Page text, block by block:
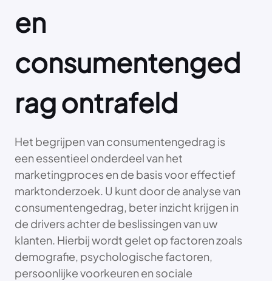
en
consumentenged
rag ontrafeld
Het begrijpen van consumentengedrag is
een essentieel onderdeel van het
marketingproces en de basis voor effectief
marktonderzoek. U kunt door de analyse van
consumentengedrag, beter inzicht krijgen in
de drivers achter de beslissingen van uw
klanten. Hierbij wordt gelet op factoren zoals
demografie, psychologische factoren,
persoonlijke voorkeuren en sociale